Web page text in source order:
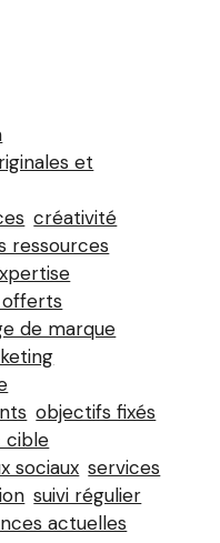
et
créativité
ressources
offerts
de marque
objectifs fixés
cible
sociaux services
suivi régulier
actuelles